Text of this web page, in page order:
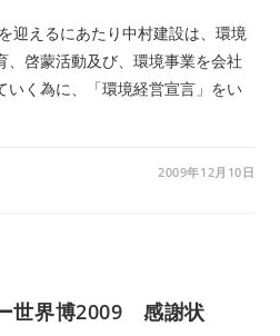
迎えるにあたり中村建設は、環境
、啓蒙活動及び、環境事業を会社
いく為に、「環境経営宣言」をい
2009年12月10日
世界博2009 感謝状